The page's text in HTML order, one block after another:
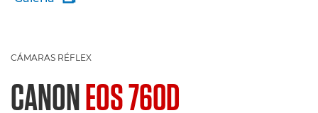
CÁMARAS RÉFLEX
CANONEOS 760D